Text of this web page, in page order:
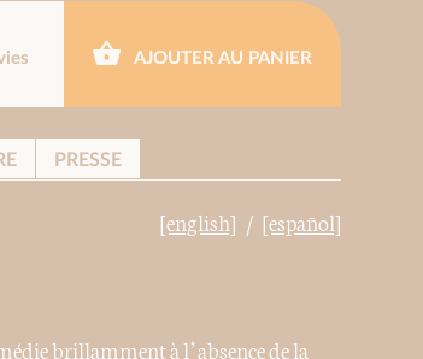
AJOUTER AU PANIER
PRESSE
[english] [español]
brillamment à l’absence de la